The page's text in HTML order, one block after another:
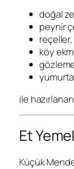
doğal
peynir
reçeller,
köy
yumurta
ile
Et
Küçük